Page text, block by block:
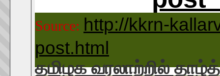
Source: http://kkrn-
post.html
தமிழக வரலாற்றில்